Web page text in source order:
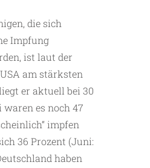
die sich
Impfung
ist laut der
am stärksten
er aktuell bei 30
es noch 47
impfen
36 Prozent (Juni:
haben